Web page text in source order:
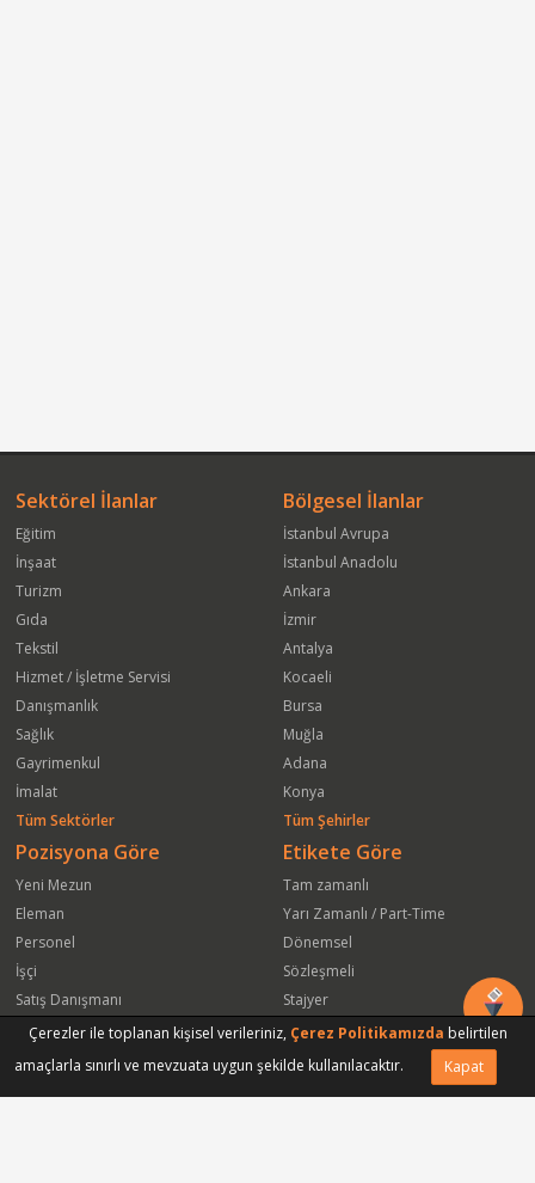
Sektörel İlanlar
Eğitim
İnşaat
Turizm
Gıda
Tekstil
Hizmet / İşletme Servisi
Danışmanlık
Sağlık
Gayrimenkul
İmalat
Tüm Sektörler
Bölgesel İlanlar
İstanbul Avrupa
İstanbul Anadolu
Ankara
İzmir
Antalya
Kocaeli
Bursa
Muğla
Adana
Konya
Tüm Şehirler
Pozisyona Göre
Yeni Mezun
Eleman
Personel
İşçi
Satış Danışmanı
Öğrenci
Satış Elemanı
Etikete Göre
Tam zamanlı
Yarı Zamanlı / Part-Time
Dönemsel
Sözleşmeli
Stajyer
Freelance
Yeni Mezun
Çerezler ile toplanan kişisel verileriniz, Çerez Politikamızda belirtilen
amaçlarla sınırlı ve mevzuata uygun şekilde kullanılacaktır.
Kapat